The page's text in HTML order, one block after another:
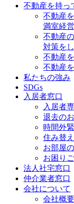
不動産を持っ
不動産
満室経
不動産
対策を
不動産
不動産
私たちの強み
SDGs
入居者窓口
入居者
退去の
時間外
住み替
お部屋
お困り
法人社宅窓口
仲介業者窓口
会社について
会社概要